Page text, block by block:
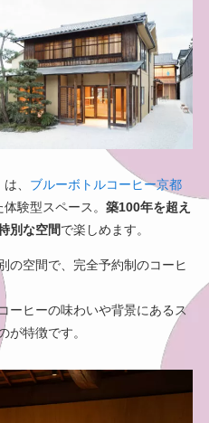
、 ブルーボトルコーヒー京都
験型スペース。 築100年を超え
別な空間で楽しめます。
の空間で、完全予約制のコーヒ
ーヒーの味わいや背景にあるス
が特徴です。